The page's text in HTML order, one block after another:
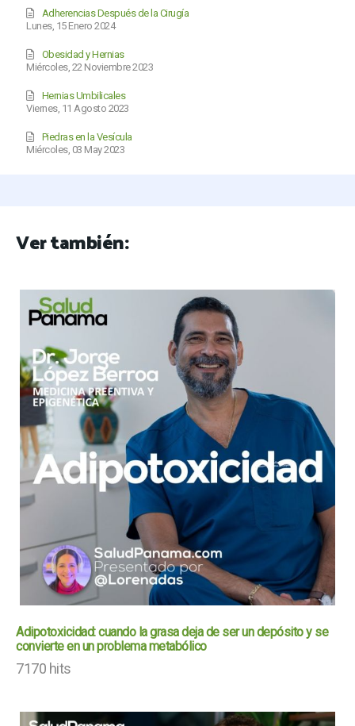
Lunes, 15 Enero 2024
Adherencias Después de la Cirugía
Miércoles, 22 Noviembre 2023
Obesidad y Hernias
Viernes, 11 Agosto 2023
Hernias Umbilicales
Miércoles, 03 May 2023
Piedras en la Vesícula
Ver también:
Adipotoxicidad: cuando la grasa deja de ser un depósito y se
convierte en un problema metabólico
7170 hits